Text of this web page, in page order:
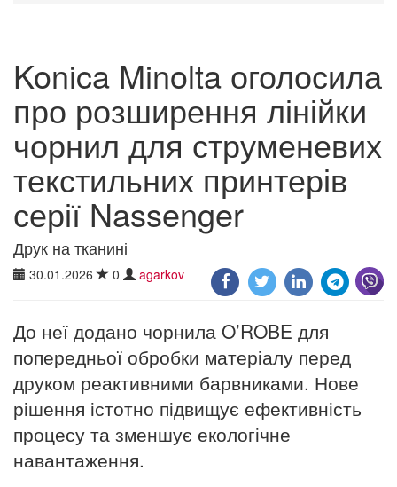
Konica Minolta оголосила
про розширення лінійки
чорнил для струменевих
текстильних принтерів
серії Nassenger
Друк на тканині
30.01.2026 0 agarkov
До неї додано чорнила O’ROBE для
попередньої обробки матеріалу перед
друком реактивними барвниками. Нове
рішення істотно підвищує ефективність
процесу та зменшує екологічне
навантаження.